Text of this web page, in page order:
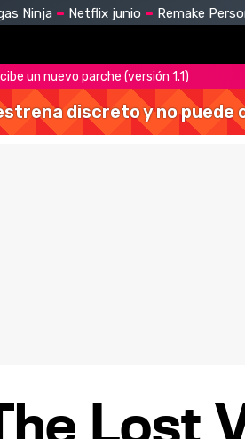
Ninja Netflix junio Remake
un nuevo parche (versión 1.1)
discreto y no puede
Lost